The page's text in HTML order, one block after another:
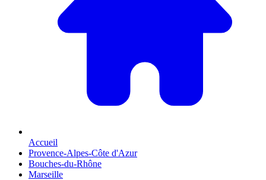
Accueil
Provence-Alpes-Côte d'Azur
Bouches-du-Rhône
Marseille